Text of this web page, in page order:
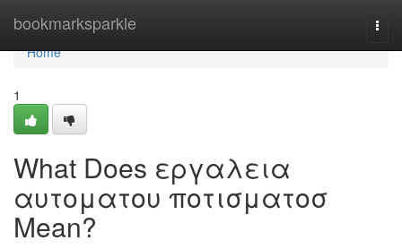
bookmarksparkle
Home
Home
1
What Does εργαλεια
αυτοματου ποτισματοσ
Mean?